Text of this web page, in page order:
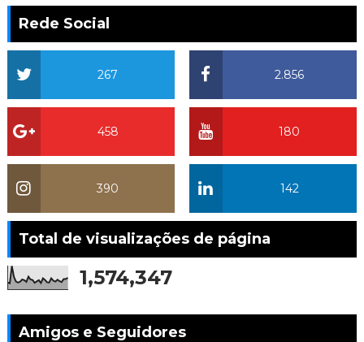
Rede Social
2.856
267
180
458
142
390
Total de visualizações de página
1,574,347
Amigos e Seguidores